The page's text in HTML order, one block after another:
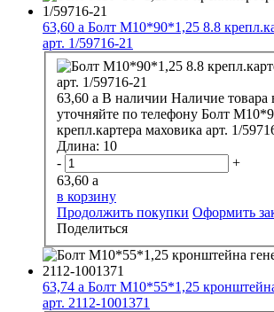
63,60 a Болт М10*90*1,25 8.8
арт. 1/59716-21
63,60 a В наличии Наличие товара
уточняйте по телефону Болт
крепл.картера маховика арт.
Длина: 10
-
+
63,60 a
в корзину
Продолжить покупки Оформить
Поделиться
63,74 a Болт М10*55*1,25
арт. 2112-1001371